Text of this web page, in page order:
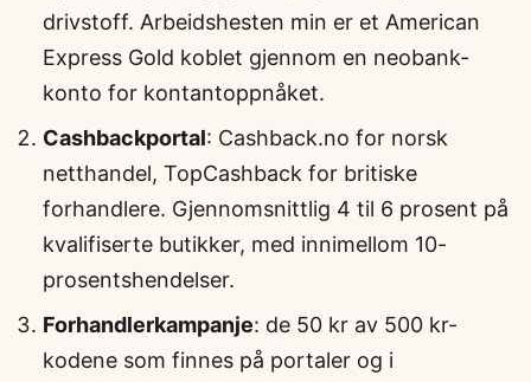
drivstoff. Arbeidshesten min er et American
Express Gold koblet gjennom en neobank-
konto for kontantoppnåket.
Cashbackportal: Cashback.no for norsk
netthandel, TopCashback for britiske
forhandlere. Gjennomsnittlig 4 til 6 prosent på
kvalifiserte butikker, med innimellom 10-
prosentshendelser.
Forhandlerkampanje: de 50 kr av 500 kr-
kodene som finnes på portaler og i